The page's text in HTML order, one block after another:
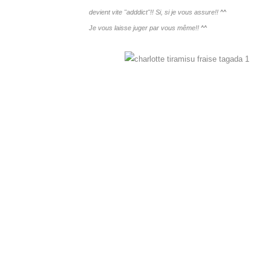
devient vite "adddict"!! Si, si je vous assure!! ^^
Je vous laisse juger par vous même!! ^^